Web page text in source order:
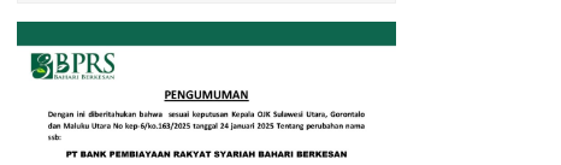
Merah Putih